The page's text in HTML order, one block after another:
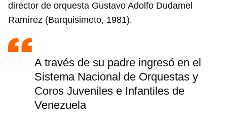
director de orquesta Gustavo Adolfo Dudamel
Ramírez (Barquisimeto, 1981).
A través de su padre ingresó en el
Sistema Nacional de Orquestas y
Coros Juveniles e Infantiles de
Venezuela